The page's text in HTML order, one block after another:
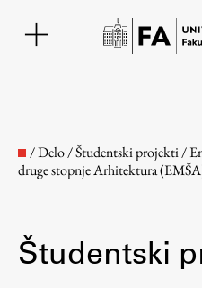
/Delo/Študentski projekti/
druge stopnje Arhitektura
Študentski